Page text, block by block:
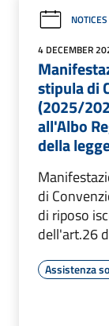
NOTICES
4 DECEMBER
stipula di
(2025/
all'Albo
della
di
di riposo
dell'art.26
Assistenza